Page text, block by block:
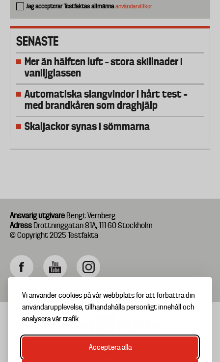
Vi använder cookies på vår webbplats för att förbättra din
användarupplevelse, tillhandahålla personligt innehåll och
analysera vår trafik.
Acceptera alla
Jag accepterar Testfaktas allmännaanvändarvillkor
SENASTE
Mer än hälften luft – stora skillnader i
vaniljglassen
Automatiska slangvindor i hårt test –
med brandkåren som draghjälp
Skaljackor synas i sömmarna
Ansvarig utgivare Bengt Vernberg
Adress Drottninggatan 81A, 111 60 Stockholm
© Copyright 2025 Testfakta
TIPSA OSS